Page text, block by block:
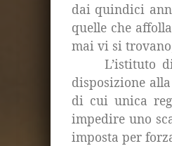
dai quindici
quelle che
mai vi si
L’istituto
disposizione
di cui unica
impedire uno
imposta per